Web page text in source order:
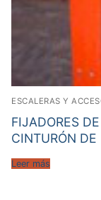
ESCALERAS Y
FIJADORES
CINTURÓN
Leer más